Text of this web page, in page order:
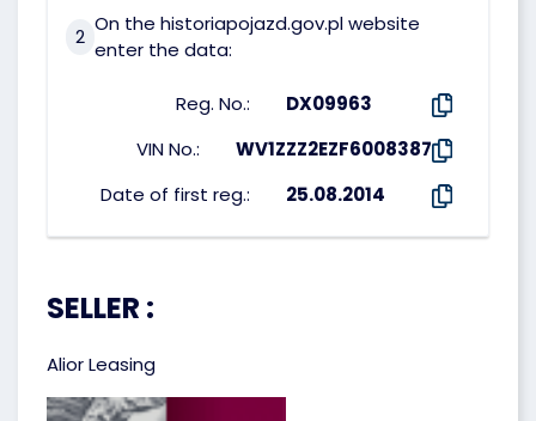
2
On the historiapojazd.gov.pl website
enter the data:
Reg. No.:
DX09963
VIN No.:
WV1ZZZ2EZF6008387
Date of first reg.:
25.08.2014
SELLER :
Alior Leasing